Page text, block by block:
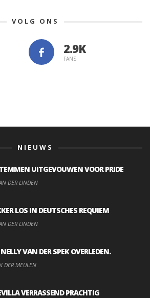
VOLG ONS
FANS
NIEUWS
UITGEVOUWEN VOOR PRIDE
DER LINDEN
LOS IN DEUTSCHES REQUIEM
DER LINDEN
VAN DER SPEK OVERLEDEN.
DER MEULEN
VERRASSEND PRACHTIG